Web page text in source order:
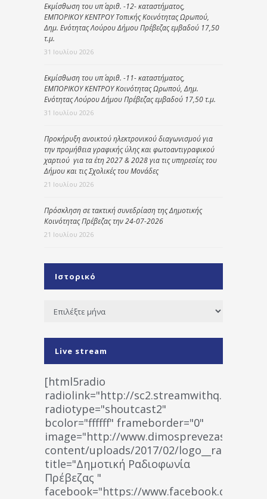
Εκμίσθωση του υπ΄ αριθ. -12- καταστήματος,
ΕΜΠΟΡΙΚΟΥ ΚΕΝΤΡΟΥ Τοπικής Κοινότητας Ωρωπού,
Δημ. Ενότητας Λούρου Δήμου Πρέβεζας εμβαδού 17,50
τ.μ.
31 Ιουλίου 2026
Εκμίσθωση του υπ΄ αριθ. -11- καταστήματος,
ΕΜΠΟΡΙΚΟΥ ΚΕΝΤΡΟΥ Κοινότητας Ωρωπού, Δημ.
Ενότητας Λούρου Δήμου Πρέβεζας εμβαδού 17,50 τ.μ.
31 Ιουλίου 2026
Προκήρυξη ανοικτού ηλεκτρονικού διαγωνισμού για
την προμήθεια γραφικής ύλης και φωτοαντιγραφικού
χαρτιού για τα έτη 2027 & 2028 για τις υπηρεσίες του
Δήμου και τις Σχολικές του Μονάδες
21 Ιουλίου 2026
Πρόσκληση σε τακτική συνεδρίαση της Δημοτικής
Κοινότητας Πρέβεζας την 24-07-2026
21 Ιουλίου 2026
Ιστορικό
Ιστορικό
Live stream
[html5radio
radiolink="http://
radiotype="shoutcast2"
bcolor="ffffff" frameborder="0"
image="http://www.dimosprevezas.gr/wp-
content/uploads/2017/02/
title="Δημοτική Ραδιοφωνία
Πρέβεζας "
facebook="https://www.facebook.com/